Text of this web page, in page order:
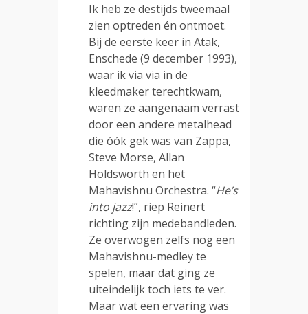
Ik heb ze destijds tweemaal
zien optreden én ontmoet.
Bij de eerste keer in Atak,
Enschede (9 december 1993),
waar ik via via in de
kleedmaker terechtkwam,
waren ze aangenaam verrast
door een andere metalhead
die óók gek was van Zappa,
Steve Morse, Allan
Holdsworth en het
Mahavishnu Orchestra. “He’s
into jazz!”, riep Reinert
richting zijn medebandleden.
Ze overwogen zelfs nog een
Mahavishnu-medley te
spelen, maar dat ging ze
uiteindelijk toch iets te ver.
Maar wat een ervaring was